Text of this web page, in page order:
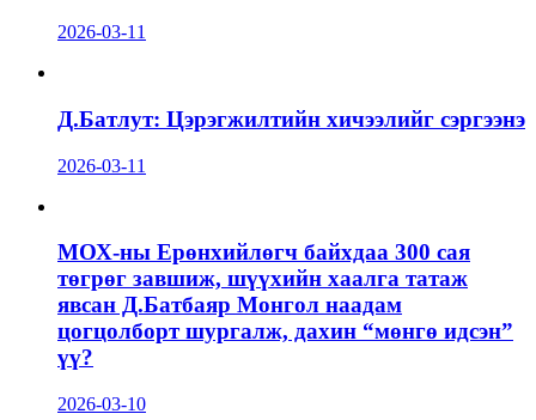
2026-03-11
Д.Батлут: Цэрэгжилтийн хичээлийг сэргээнэ
2026-03-11
МОХ-ны Ерөнхийлөгч байхдаа 300 сая
төгрөг завшиж, шүүхийн хаалга татаж
явсан Д.Батбаяр Монгол наадам
цогцолборт шургалж, дахин “мөнгө идсэн”
үү?
2026-03-10